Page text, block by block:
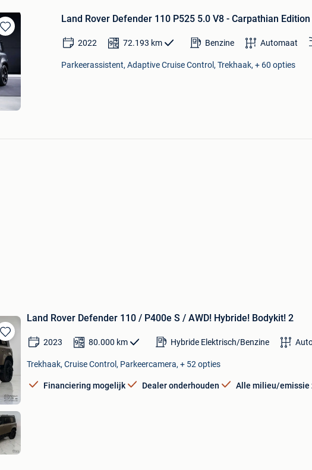
Land Rover Defender 110 P525 5.0 V8 - Carpathian Edition
2022 72.193 km Benzine Automaat
Parkeerassistent, Adaptive Cruise Control, Trekhaak, + 60 opties
Land Rover Defender 110 / P400e S / AWD! Hybride! Bodykit! 2
2023 80.000 km Hybride Elektrisch/Benzine
Trekhaak, Cruise Control, Parkeercamera, + 52 opties
Financiering mogelijk Dealer onderhouden Alle milieu/emissie